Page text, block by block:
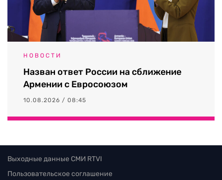
НОВОСТИ
Назван ответ России на сближение
Армении с Евросоюзом
10.08.2026 / 08:45
Выходные данные СМИ RTVI
Пользовательское соглашение